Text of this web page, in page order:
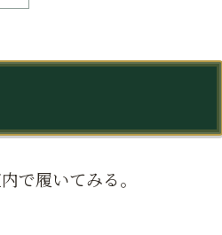
で履いてみる。